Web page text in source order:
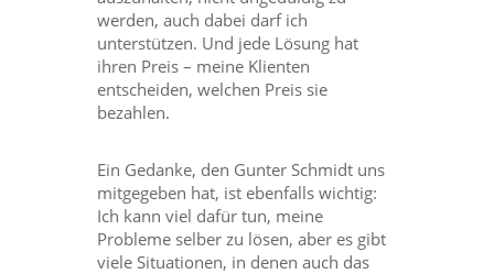
werden, auch dabei darf ich
unterstützen. Und jede Lösung hat
ihren Preis – meine Klienten
entscheiden, welchen Preis sie
bezahlen.
Ein Gedanke, den Gunter Schmidt uns
mitgegeben hat, ist ebenfalls wichtig:
Ich kann viel dafür tun, meine
Probleme selber zu lösen, aber es gibt
viele Situationen, in denen auch das